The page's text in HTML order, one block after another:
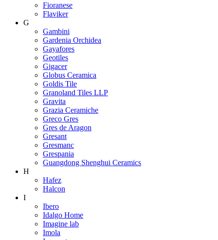
Fioranese
Flaviker
G
Gambini
Gardenia Orchidea
Gayafores
Geotiles
Gigacer
Globus Ceramica
Goldis Tile
Granoland Tiles LLP
Gravita
Grazia Ceramiche
Greco Gres
Gres de Aragon
Gresant
Gresmanc
Grespania
Guangdong Shenghui Ceramics
H
Hafez
Halcon
I
Ibero
Idalgo Home
Imagine lab
Imola